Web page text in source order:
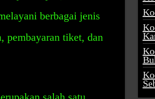
berbagai jenis
pembayaran tiket, dan